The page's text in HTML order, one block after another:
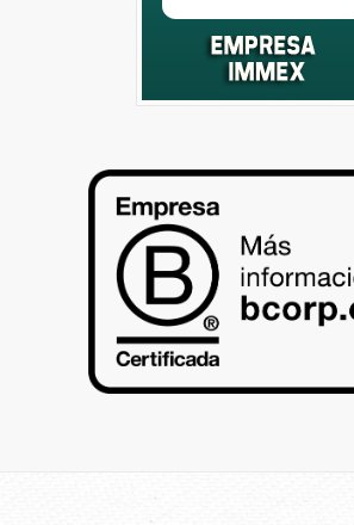
Padrón de Prestadores de
Ambientales de SEDESU,somos
por lo que
la salida de materiales que se
Nacional de Exportación 2012.z
Permítanos colaborar con ustedes
sus residuos la correcta
buen destino, cumpliendo así con
y regulaciones gubernamentales.